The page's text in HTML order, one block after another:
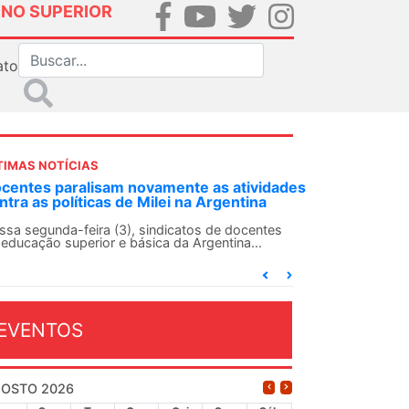
SUPERIOR
NOTÍCIAS
SN convoca docentes para Dia de
Internacionalista com Cuba em
de agosto
SN conclama suas seções sindicais e o